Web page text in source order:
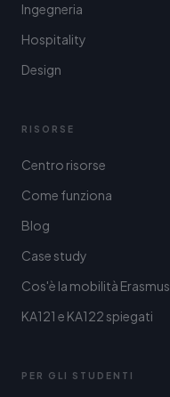
Ingegneria
Hospitality
Design
RISORSE
Centro risorse
Come funziona
Blog
Case study
Cos'è la mobilità Erasmus
KA121 e KA122 spiegati
PER GLI STUDENTI